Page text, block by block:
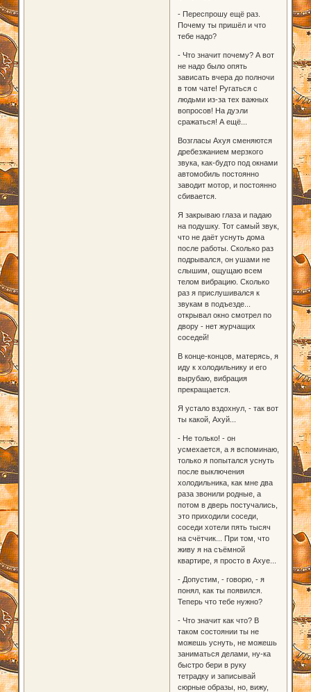
- Переспрошу ещё раз.
Почему ты пришёл и что
тебе надо?
- Что значит почему? А вот
не надо было опять
зависать вчера до полночи
в том чате! Ругаться с
людьми из-за тех важных
вопросов! На дуэли
сражаться! А ещё...
Возгласы Ахуя сменяются
дребезжанием мерзкого
звука, как-будто под окнами
автомобиль постоянно
заводит мотор, и постоянно
сбивается.
Я закрываю глаза и падаю
на подушку. Тот самый звук,
что не даёт уснуть дома
после работы. Сколько раз
подрывался, он ушами не
слышим, ощущаю всем
телом вибрацию. Сколько
раз я прислушивался к
звукам в подъезде...
открывал окно смотрел по
двору - нет журчащих
соседей!
В конце-концов, матерясь, я
иду к холодильнику и его
вырубаю, вибрация
прекращается.
Я устало вздохнул, - так вот
ты какой, Ахуй...
- Не только! - он
усмехается, а я вспоминаю,
только я попытался уснуть
после выключения
холодильника, как мне два
раза звонили родные, а
потом в дверь постучались,
это приходили соседи,
соседи хотели пять тысяч
на счётчик... При том, что
живу я на съёмной
квартире, я просто в Ахуе...
- Допустим, - говорю, - я
понял, как ты появился.
Теперь что тебе нужно?
- Что значит как что? В
таком состоянии ты не
можешь уснуть, не можешь
заниматься делами, ну-ка
быстро бери в руку
тетрадку и записывай
сюрные образы, но, вижу,